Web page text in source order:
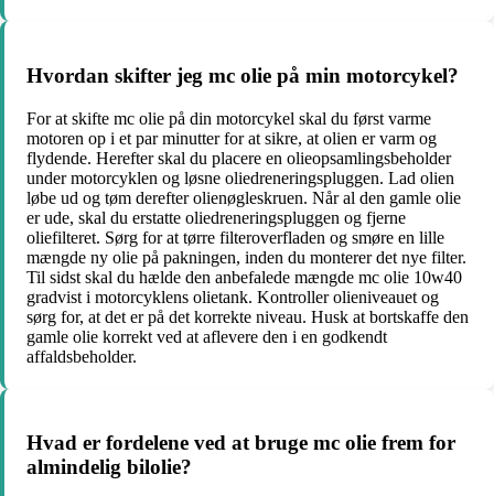
Hvordan skifter jeg mc olie på min motorcykel?
For at skifte mc olie på din motorcykel skal du først varme
motoren op i et par minutter for at sikre, at olien er varm og
flydende. Herefter skal du placere en olieopsamlingsbeholder
under motorcyklen og løsne oliedreneringspluggen. Lad olien
løbe ud og tøm derefter olienøgleskruen. Når al den gamle olie
er ude, skal du erstatte oliedreneringspluggen og fjerne
oliefilteret. Sørg for at tørre filteroverfladen og smøre en lille
mængde ny olie på pakningen, inden du monterer det nye filter.
Til sidst skal du hælde den anbefalede mængde mc olie 10w40
gradvist i motorcyklens olietank. Kontroller olieniveauet og
sørg for, at det er på det korrekte niveau. Husk at bortskaffe den
gamle olie korrekt ved at aflevere den i en godkendt
affaldsbeholder.
Hvad er fordelene ved at bruge mc olie frem for
almindelig bilolie?